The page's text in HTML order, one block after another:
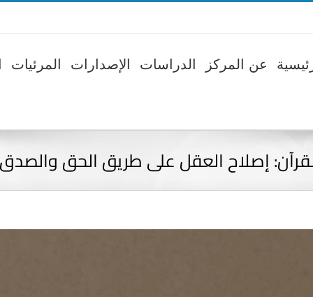
عن المركز الدراسات الإصدارات المرئيات
إصلاح العقل على طريق الحق